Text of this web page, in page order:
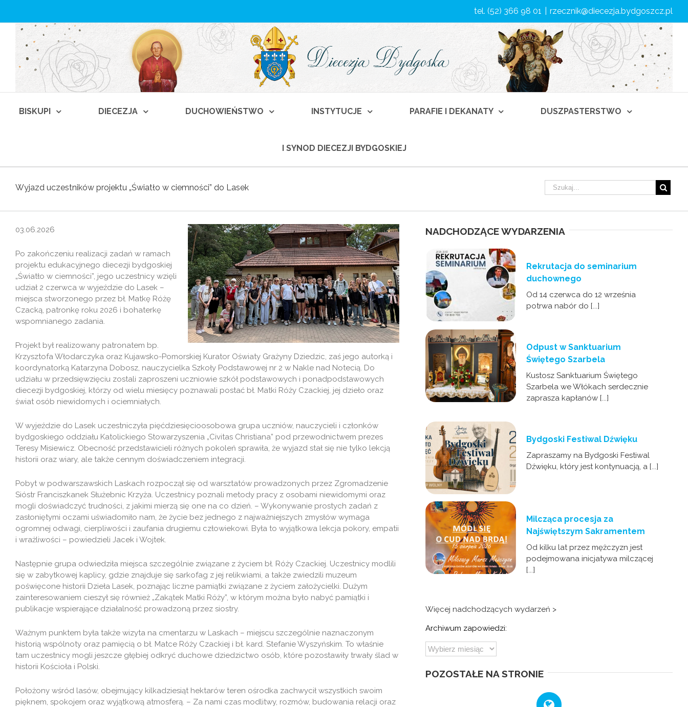
tel. (52) 366 98 01 rzecznik@diecezja.bydgoszcz.pl
BISKUPI DIECEZJA DUCHOWIEŃSTWO INSTYTUCJE PARAFIE I DEKANATY DUSZPASTERSTWO
I SYNOD DIECEZJI BYDGOSKIEJ
Wyjazd uczestników projektu „Światło w ciemności” do Lasek
03.06.2026
Po zakończeniu realizacji zadań w ramach
projektu edukacyjnego diecezji bydgoskiej
„Światło w ciemności”, jego uczestnicy wzięli
udział 2 czerwca w wyjeździe do Lasek –
miejsca stworzonego przez bł. Matkę Różę
Czacką, patronkę roku 2026 i bohaterkę
wspomnianego zadania.
Projekt był realizowany patronatem bp.
Krzysztofa Włodarczyka oraz Kujawsko-Pomorskiej Kurator Oświaty Grażyny Dziedzic, zaś jego autorką i
koordynatorką Katarzyna Dobosz, nauczycielka Szkoły Podstawowej nr 2 w Nakle nad Notecią. Do
udziału w przedsięwzięciu zostali zaproszeni uczniowie szkół podstawowych i ponadpodstawowych
diecezji bydgoskiej, którzy od wielu miesięcy poznawali postać bł. Matki Róży Czackiej, jej dzieło oraz
świat osób niewidomych i ociemniałych.
W wyjeździe do Lasek uczestniczyła pięćdziesięcioosobowa grupa uczniów, nauczycieli i członków
bydgoskiego oddziału Katolickiego Stowarzyszenia „Civitas Christiana” pod przewodnictwem prezes
Teresy Misiewicz. Obecność przedstawicieli różnych pokoleń sprawiła, że wyjazd stał się nie tylko lekcją
historii oraz wiary, ale także cennym doświadczeniem integracji.
Pobyt w podwarszawskich Laskach rozpoczął się od warsztatów prowadzonych przez Zgromadzenie
Sióstr Franciszkanek Służebnic Krzyża. Uczestnicy poznali metody pracy z osobami niewidomymi oraz
mogli doświadczyć trudności, z jakimi mierzą się one na co dzień. – Wykonywanie prostych zadań z
zasłoniętymi oczami uświadomiło nam, że życie bez jednego z najważniejszych zmysłów wymaga
ogromnej odwagi, cierpliwości i zaufania drugiemu człowiekowi. Była to wyjątkowa lekcja pokory, empatii
i wrażliwości – powiedzieli Jacek i Wojtek.
Następnie grupa odwiedziła miejsca szczególnie związane z życiem bł. Róży Czackiej. Uczestnicy modlili
się w zabytkowej kaplicy, gdzie znajduje się sarkofag z jej relikwiami, a także zwiedzili muzeum
poświęcone historii Dzieła Lasek, poznając liczne pamiątki związane z życiem założycielki. Dużym
zainteresowaniem cieszył się również „Zakątek Matki Róży”, w którym można było nabyć pamiątki i
publikacje wspierające działalność prowadzoną przez siostry.
Ważnym punktem była także wizyta na cmentarzu w Laskach – miejscu szczególnie naznaczonym
historią wspólnoty oraz pamięcią o bł. Matce Róży Czackiej i bł. kard. Stefanie Wyszyńskim. To właśnie
tam uczestnicy mogli jeszcze głębiej odkryć duchowe dziedzictwo osób, które pozostawiły trwały ślad w
historii Kościoła i Polski.
Położony wśród lasów, obejmujący kilkadziesiąt hektarów teren ośrodka zachwycił wszystkich swoim
pięknem, spokojem oraz wyjątkową atmosferą. – Za nami czas modlitwy, rozmów, budowania relacji oraz
NADCHODZĄCE WYDARZENIA
Rekrutacja do seminarium
duchownego
Od 14 czerwca do 12 września
potrwa nabór do [...]
Odpust w Sanktuarium
Świętego Szarbela
Kustosz Sanktuarium Świętego
Szarbela we Włókach serdecznie
zaprasza kapłanów [...]
Bydgoski Festiwal Dźwięku
Zapraszamy na Bydgoski Festiwal
Dźwięku, który jest kontynuacją, a [...]
Milcząca procesja za
Najświętszym Sakramentem
Od kilku lat przez mężczyzn jest
podejmowana inicjatywa milczącej
[...]
Więcej nadchodzących wydarzeń >
Archiwum zapowiedzi:
POZOSTAŁE NA STRONIE